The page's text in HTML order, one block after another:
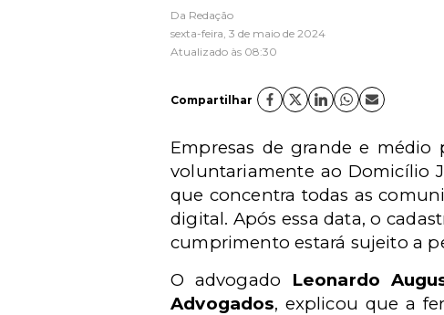
Da Redação
sexta-feira, 3 de maio de 2024
Atualizado às 08:30
Compartilhar
Empresas de grande e
voluntariamente ao Domicílio
que concentra todas as
digital. Após essa data, o
cumprimento estará sujeito a
O advogado Leonardo
Advogados, explicou que a